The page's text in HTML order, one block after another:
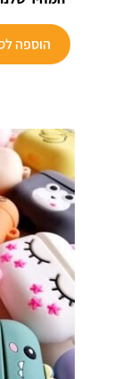
הוספה